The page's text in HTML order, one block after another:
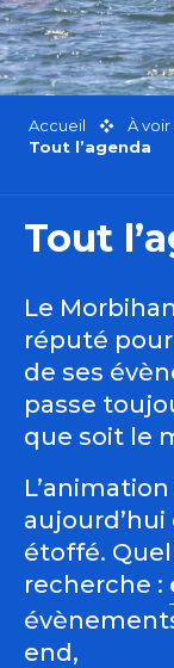
Accueil À voir
Tout l’agenda
Tout
Le
réputé
de ses
passe
que soit le
étoffé.
recherche :
end,